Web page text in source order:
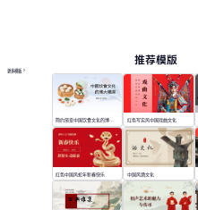
推荐模版
更多模板
简约渐变中国饮食文化的博大精深 红色写实风中国戏曲文化
红色中国风蛇年新春快乐 中国风酒文化